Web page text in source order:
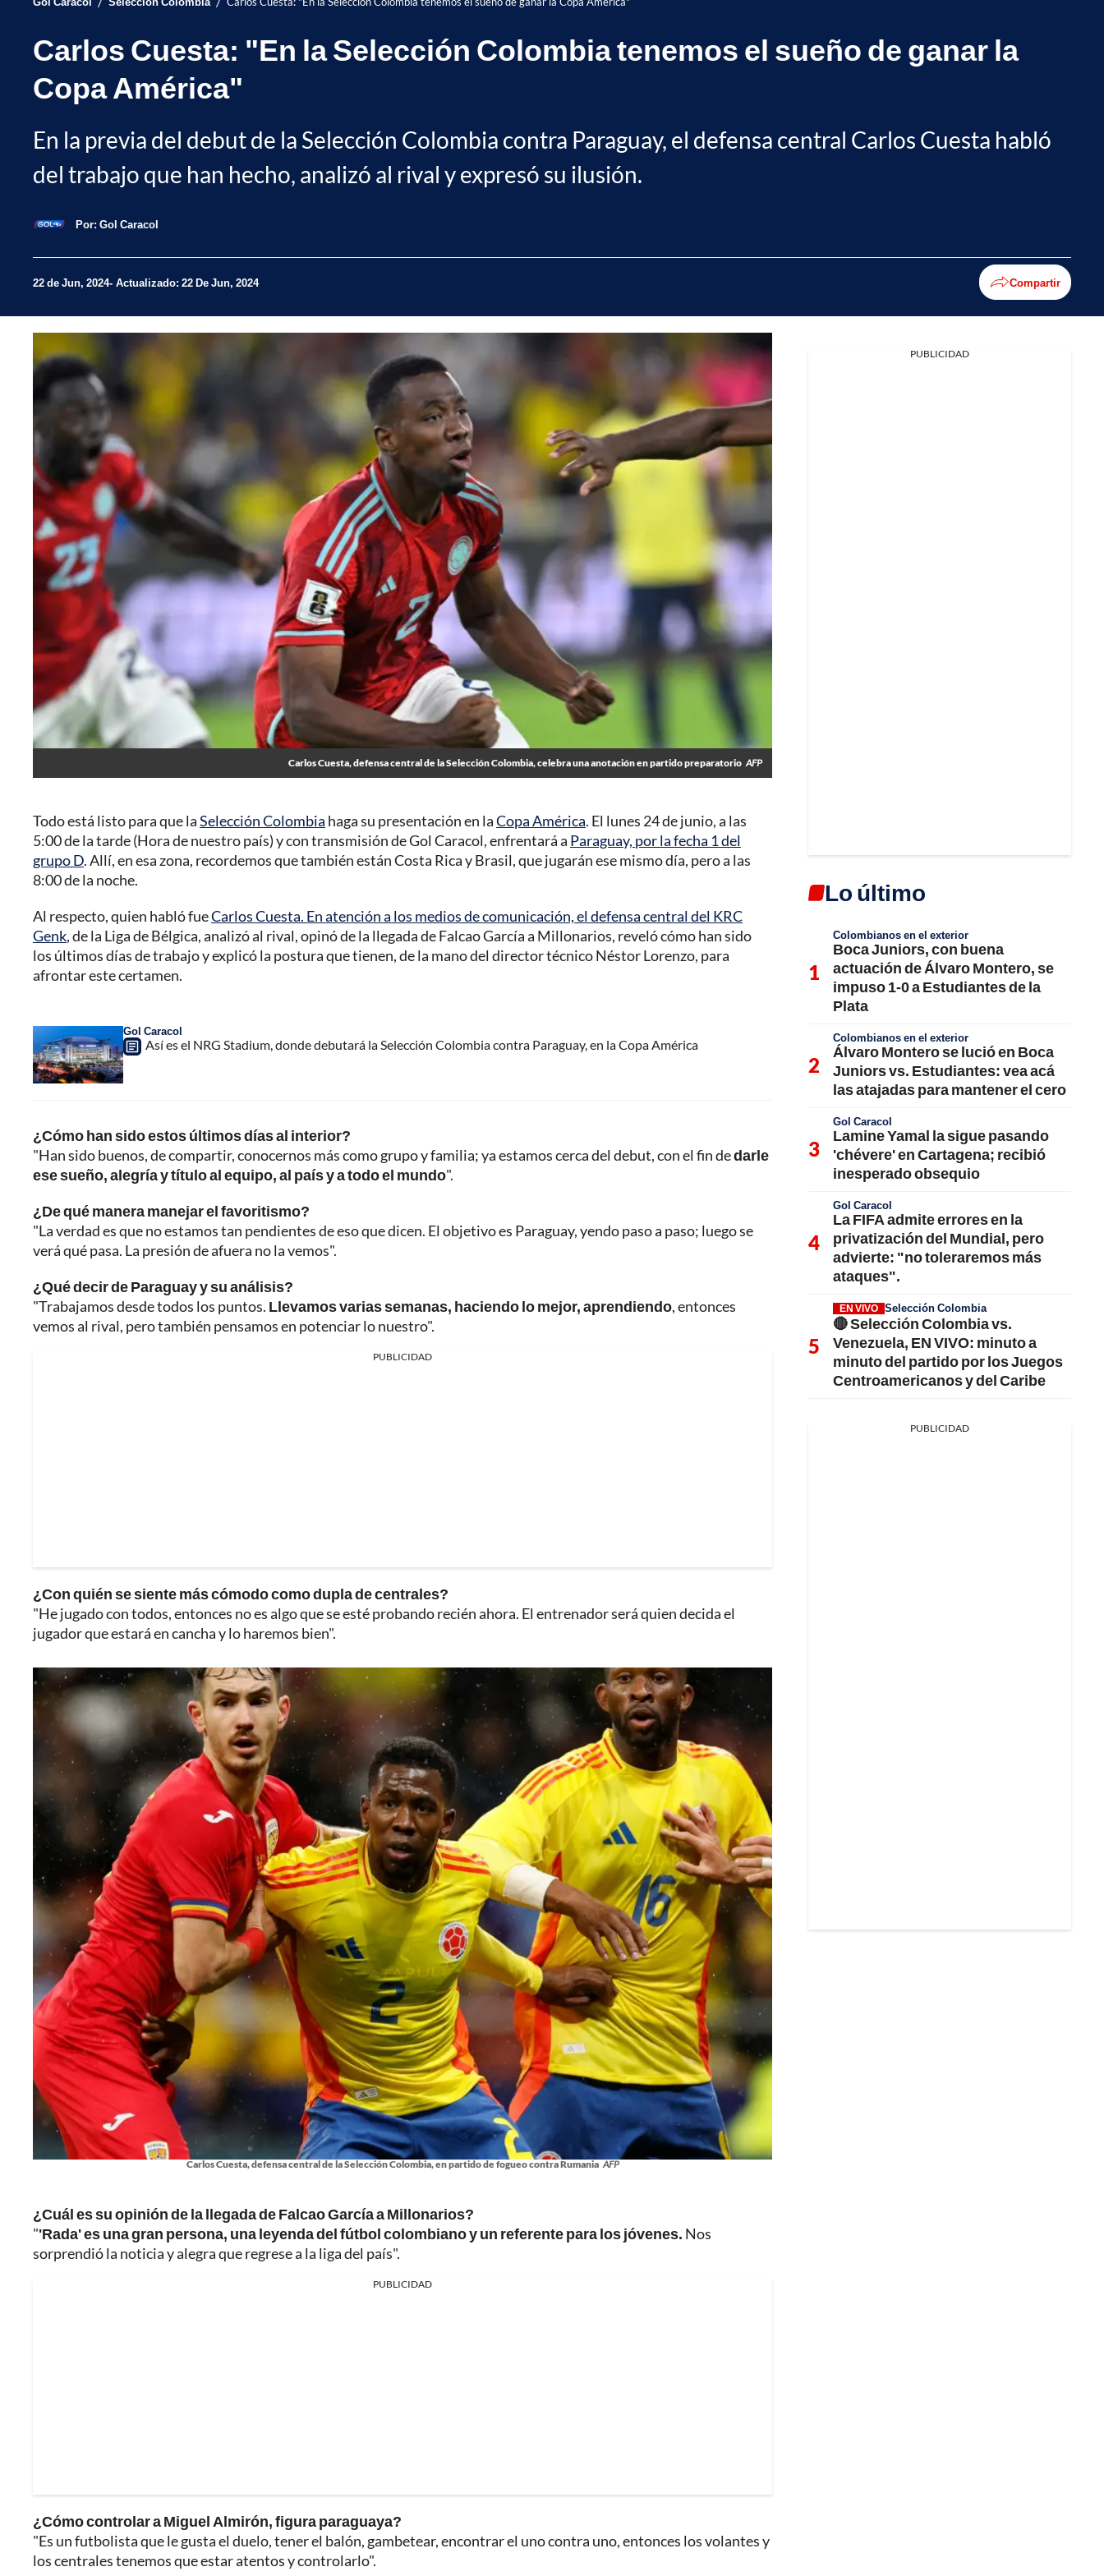
Carlos Cuesta: "En la Selección Colombia tenemos el sueño de ganar la
Copa América"
En la previa del debut de la Selección Colombia contra Paraguay, el defensa central Carlos Cuesta habló
del trabajo que han hecho, analizó al rival y expresó su ilusión.
Por: Gol Caracol
22 de Jun, 2024 Actualizado: 22 De Jun, 2024 Compartir
Carlos Cuesta, defensa central de la Selección Colombia, celebra una anotación en partido preparatorio AFP
Todo está listo para que laSelección Colombia haga su presentación en laCopa América. El lunes 24 de junio, a las
5:00 de la tarde (Hora de nuestro país) y con transmisión de Gol Caracol, enfrentará a Paraguay, por la fecha 1 del
grupo D. Allí, en esa zona, recordemos que también están Costa Rica y Brasil, que jugarán ese mismo día, pero a las
8:00 de la noche.
Al respecto, quien habló fueCarlos Cuesta. En atención a los medios de comunicación, el defensa central del KRC
Genk, de la Liga de Bélgica, analizó al rival, opinó de la llegada de Falcao García a Millonarios, reveló cómo han sido
los últimos días de trabajo y explicó la postura que tienen, de la mano del director técnico Néstor Lorenzo, para
afrontar este certamen.
Gol Caracol
Así es el NRG Stadium, donde debutará la Selección Colombia contra Paraguay, en la Copa América
¿Cómo han sido estos últimos días al interior?
"Han sido buenos, de compartir, conocernos más como grupo y familia; ya estamos cerca del debut, con el fin dedarle
ese sueño, alegría y título al equipo, al país y a todo el mundo".
¿De qué manera manejar el favoritismo?
"La verdad es que no estamos tan pendientes de eso que dicen. El objetivo es Paraguay, yendo paso a paso; luego se
verá qué pasa. La presión de afuera no la vemos".
¿Qué decir de Paraguay y su análisis?
"Trabajamos desde todos los puntos. Llevamos varias semanas, haciendo lo mejor, aprendiendo, entonces
vemos al rival, pero también pensamos en potenciar lo nuestro".
PUBLICIDAD
¿Con quién se siente más cómodo como dupla de centrales?
"He jugado con todos, entonces no es algo que se esté probando recién ahora. El entrenador será quien decida el
jugador que estará en cancha y lo haremos bien".
Carlos Cuesta, defensa central de la Selección Colombia, en partido de fogueo contra Rumania AFP
¿Cuál es su opinión de la llegada de Falcao García a Millonarios?
"'Rada' es una gran persona, una leyenda del fútbol colombiano y un referente para los jóvenes. Nos
sorprendió la noticia y alegra que regrese a la liga del país".
PUBLICIDAD
¿Cómo controlar a Miguel Almirón, figura paraguaya?
"Es un futbolista que le gusta el duelo, tener el balón, gambetear, encontrar el uno contra uno, entonces los volantes y
los centrales tenemos que estar atentos y controlarlo".
PUBLICIDAD
Lo último
Colombianos en el exterior
Boca Juniors, con buena
actuación de Álvaro Montero, se
impuso 1-0 a Estudiantes de la
Plata
Colombianos en el exterior
Álvaro Montero se lució en Boca
Juniors vs. Estudiantes: vea acá
las atajadas para mantener el cero
Gol Caracol
Lamine Yamal la sigue pasando
'chévere' en Cartagena; recibió
inesperado obsequio
Gol Caracol
La FIFA admite errores en la
privatización del Mundial, pero
advierte: "no toleraremos más
ataques".
EN VIVO Selección Colombia
🔴 Selección Colombia vs.
Venezuela, EN VIVO: minuto a
minuto del partido por los Juegos
Centroamericanos y del Caribe
PUBLICIDAD